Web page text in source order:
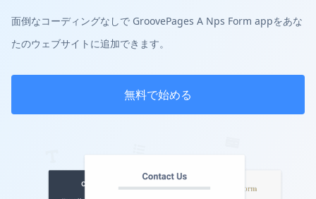
面倒なコーディングなしで GroovePages A Nps Form appをあな
たのウェブサイトに追加できます。
無料で始める